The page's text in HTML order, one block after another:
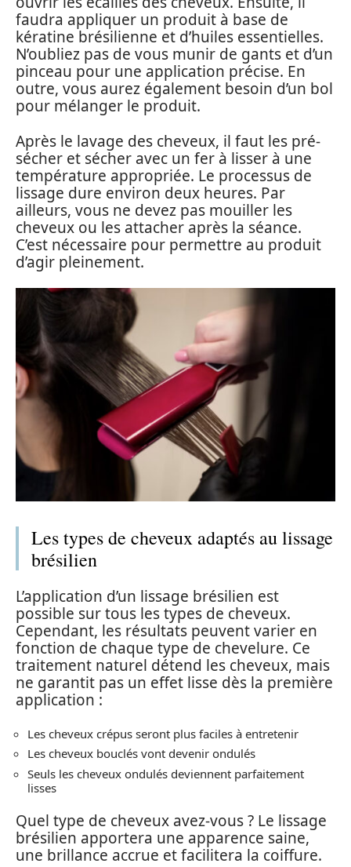
faudra appliquer un produit à base de
kératine brésilienne et d’huiles essentielles.
N’oubliez pas de vous munir de gants et d’un
pinceau pour une application précise. En
outre, vous aurez également besoin d’un bol
pour mélanger le produit.
Après le lavage des cheveux, il faut les pré-
sécher et sécher avec un fer à lisser à une
température appropriée. Le processus de
lissage dure environ deux heures. Par
ailleurs, vous ne devez pas mouiller les
cheveux ou les attacher après la séance.
C’est nécessaire pour permettre au produit
d’agir pleinement.
Les types de cheveux adaptés au lissage
brésilien
L’application d’un lissage brésilien est
possible sur tous les types de cheveux.
Cependant, les résultats peuvent varier en
fonction de chaque type de chevelure. Ce
traitement naturel détend les cheveux, mais
ne garantit pas un effet lisse dès la première
application :
Les cheveux crépus seront plus faciles à entretenir
Les cheveux bouclés vont devenir ondulés
Seuls les cheveux ondulés deviennent parfaitement
lisses
Quel type de cheveux avez-vous ? Le lissage
brésilien apportera une apparence saine,
une brillance accrue et facilitera la coiffure.